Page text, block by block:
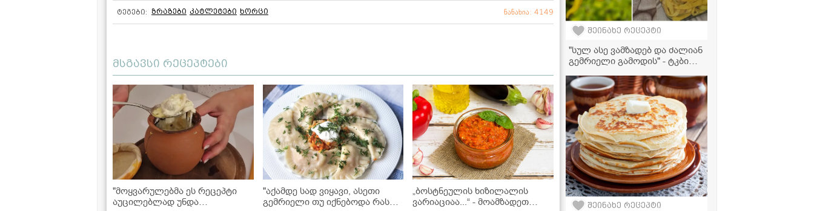
ტეგები: ზრაზები კატლეტები ხორცი ნანახია: 4149
მსგავსი რეცეპტები
"მოყვარულებმა ეს რეცეპტი
აუცილებლად უნდა
"აქამდე სად ვიყავი, ასეთი
გემრიელი თუ იქნებოდა რას
„ბოსტნეულის ხიზილალის
ვარიაციაა...“ - მოამზადეთ
შეინახე რეცეპტი
"სულ ასე ვამზადებ და ძალიან
გემრიელი გამოდის" - ტკბილი
შეინახე რეცეპტი